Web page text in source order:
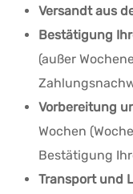
Versandt aus
Bestätigung
(außer
Vorbereitung
Wochen
Bestätigung
Transport und